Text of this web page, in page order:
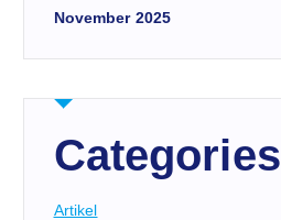
November 2025
Categories
Artikel